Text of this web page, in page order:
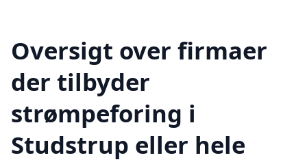
Oversigt over firmaer
der tilbyder
strømpeforing i
Studstrup eller hele